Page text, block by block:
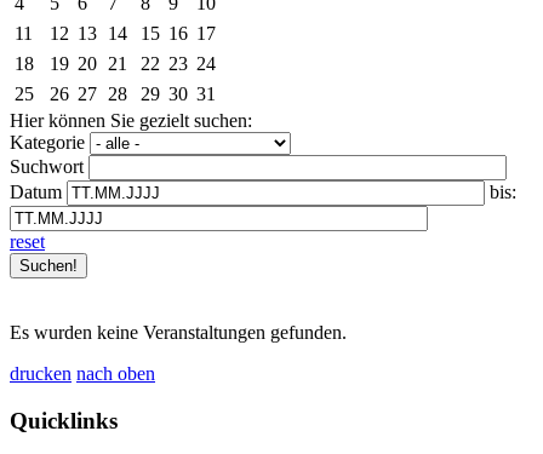
11
12 13 14 15 16 17
18
19 20 21 22 23 24
25
26 27 28 29 30 31
Hier können Sie gezielt suchen:
Kategorie
Suchwort
Datum
bis:
reset
Es wurden keine Veranstaltungen gefunden.
drucken nach oben
Quicklinks